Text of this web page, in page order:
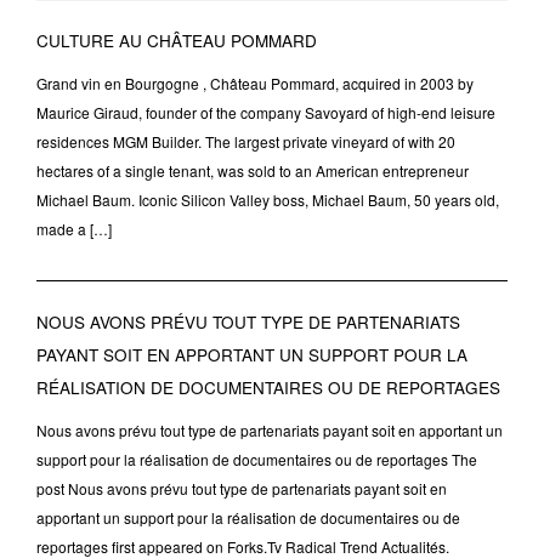
CULTURE AU CHÂTEAU POMMARD
Grand vin en Bourgogne , Château Pommard, acquired in 2003 by
Maurice Giraud, founder of the company Savoyard of high-end leisure
residences MGM Builder. The largest private vineyard of with 20
hectares of a single tenant, was sold to an American entrepreneur
Michael Baum. Iconic Silicon Valley boss, Michael Baum, 50 years old,
made a […]
NOUS AVONS PRÉVU TOUT TYPE DE PARTENARIATS
PAYANT SOIT EN APPORTANT UN SUPPORT POUR LA
RÉALISATION DE DOCUMENTAIRES OU DE REPORTAGES
Nous avons prévu tout type de partenariats payant soit en apportant un
support pour la réalisation de documentaires ou de reportages The
post Nous avons prévu tout type de partenariats payant soit en
apportant un support pour la réalisation de documentaires ou de
reportages first appeared on Forks.Tv Radical Trend Actualités.